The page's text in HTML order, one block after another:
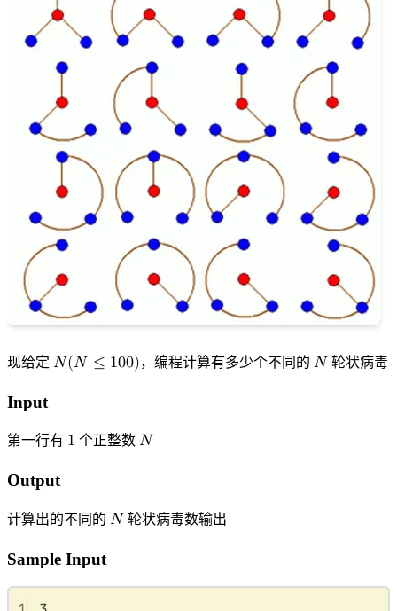
现给定 𝑁(𝑁 ≤ 100)，编程计算有多少个不同的 𝑁轮状病毒
Input
第一行有 1 个正整数 𝑁
Output
计算出的不同的 𝑁轮状病毒数输出
Sample Input